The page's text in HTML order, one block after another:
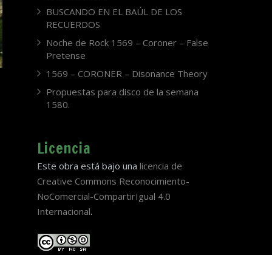
BUSCANDO EN EL BAÚL DE LOS
RECUERDOS
Noche de Rock 1569 – Coroner – False
Pretense
1569 – CORONER – Disonance Theory
Propuestas para disco de la semana
1580.
Licencia
Este obra está bajo una licencia de
Creative Commons Reconocimiento-
NoComercial-CompartirIgual 4.0
Internacional.